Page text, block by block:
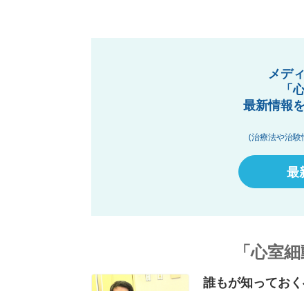
メデ
「
最新情報
(治療法や治
最
「心室
誰もが知ってお